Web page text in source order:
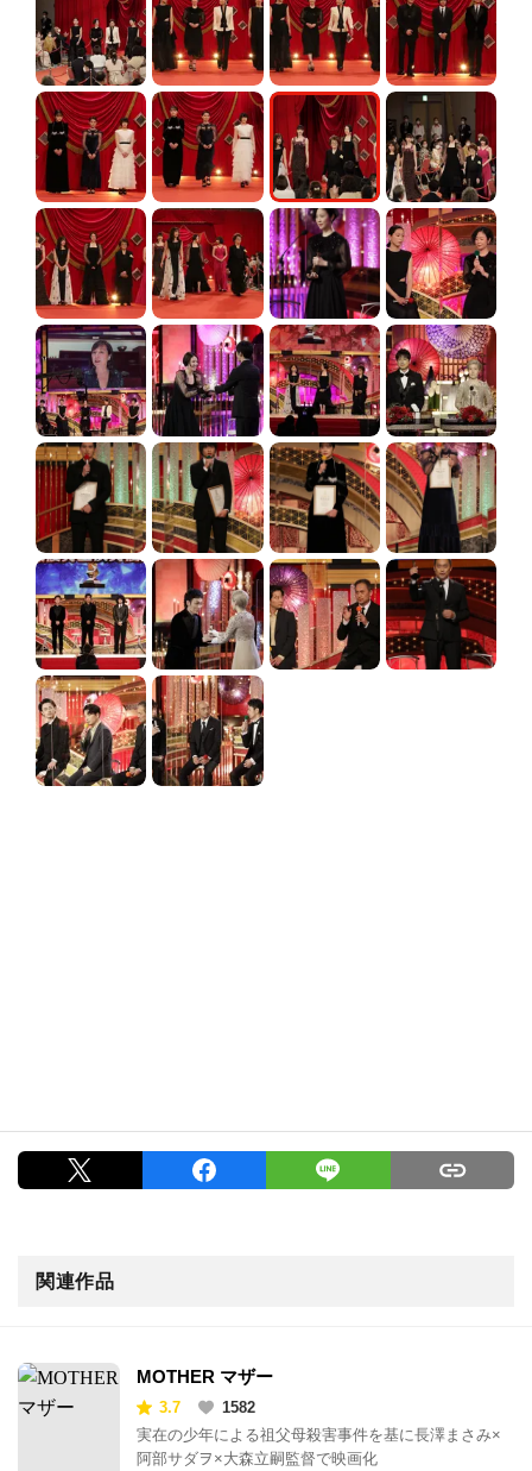
関連作品
MOTHER マザー
3.7
1582
実在の少年による祖父母殺害事件を基に長澤まさみ×
阿部サダヲ×大森立嗣監督で映画化